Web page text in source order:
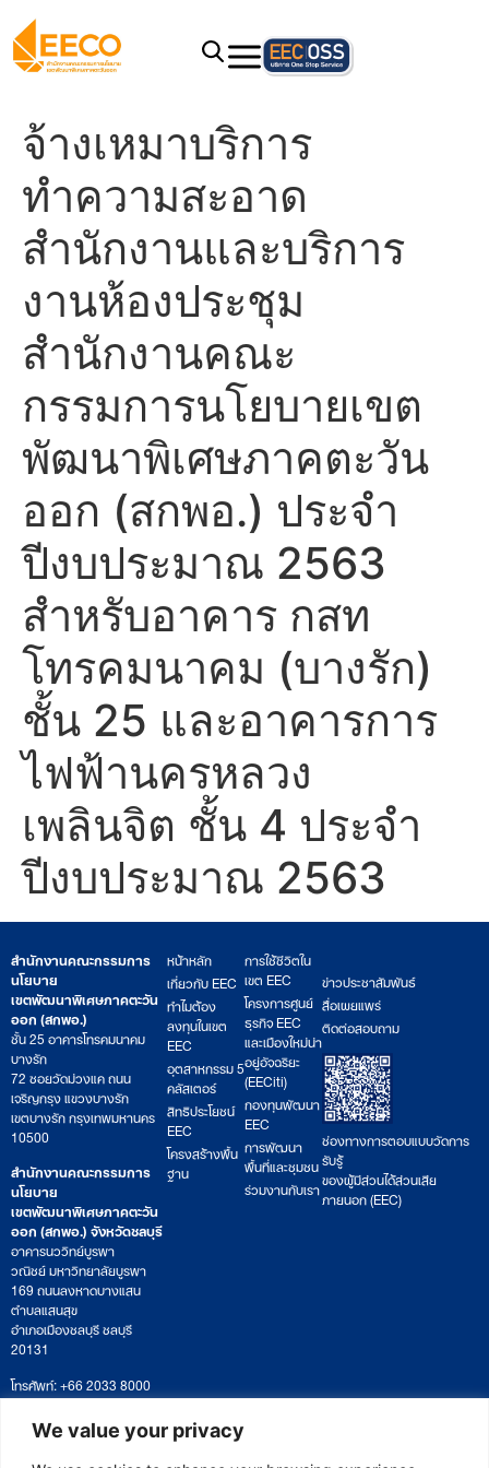
We value your privacy
จ้างเหมาบริการ
ทำความสะอาด
สำนักงานและบริการ
งานห้องประชุม
สำนักงานคณะ
กรรมการนโยบายเขต
พัฒนาพิเศษภาคตะวัน
ออก (สกพอ.) ประจำ
ปีงบประมาณ 2563
สำหรับอาคาร กสท
โทรคมนาคม (บางรัก)
ชั้น 25 และอาคารการ
ไฟฟ้านครหลวง
เพลินจิต ชั้น 4 ประจำ
ปีงบประมาณ 2563
สำนักงานคณะกรรมการ
นโยบาย
เขตพัฒนาพิเศษภาคตะวัน
ออก (สกพอ.)
ชั้น 25 อาคารโทรคมนาคม
บางรัก
72 ซอยวัดม่วงแค ถนน
เจริญกรุง แขวงบางรัก
เขตบางรัก กรุงเทพมหานคร
10500
สำนักงานคณะกรรมการ
นโยบาย
เขตพัฒนาพิเศษภาคตะวัน
ออก (สกพอ.) จังหวัดชลบุรี
อาคารนววิทย์บูรพา
วณิชย์ มหาวิทยาลัยบูรพา
169 ถนนลงหาดบางแสน
ตำบลแสนสุข
อำเภอเมืองชลบุรี ชลบุรี
20131
โทรศัพท์: +66 2033 8000
เวลาทำการ: จันทร์ – ศุกร์
09:00 – 17:00 น.
ติดตามหนังสือหรือยื่นเอกสาร
saraban@eeco.or.th
หน้าหลัก
เกี่ยวกับ EEC
ทำไมต้อง
ลงทุนในเขต
EEC
อุตสาหกรรม 5
คลัสเตอร์
สิทธิประโยชน์
EEC
โครงสร้างพื้น
ฐาน
การใช้ชีวิตใน
เขต EEC
โครงการศูนย์
ธุรกิจ EEC
และเมืองใหม่น่า
อยู่อัจฉริยะ
(EECiti)
กองทุนพัฒนา
EEC
การพัฒนา
พื้นที่และชุมชน
ร่วมงานกับเรา
ข่าวประชาสัมพันธ์
สื่อเผยแพร่
ติดต่อสอบถาม
ช่องทางการตอบแบบวัดการ
รับรู้
ของผู้มีส่วนได้ส่วนเสีย
ภายนอก (EEC)